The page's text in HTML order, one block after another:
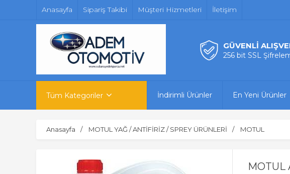
Anasayfa Sipariş Takibi Müşteri Hizmetleri İletişim
GÜVENLİ
256 bit SSL
Tüm Kategoriler İndirimli Ürünler En Yeni Ürünler
Anasayfa MOTUL YAĞ / ANTİFİRİZ / SPREY ÜRÜNLERİ MOTUL
MOTUL